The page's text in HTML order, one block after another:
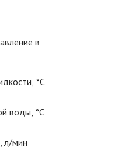
в
°С
воды, °С
л/мин